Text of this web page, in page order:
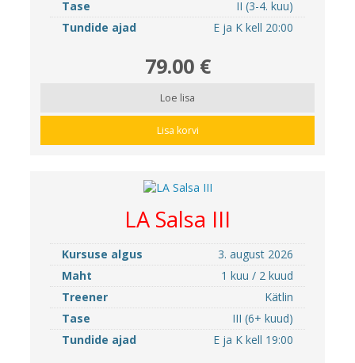
Tase
II (3-4. kuu)
Tundide ajad
E ja K kell 20:00
79.00 €
Loe lisa
Lisa korvi
LA Salsa III
Kursuse algus
3. august 2026
Maht
1 kuu / 2 kuud
Treener
Kätlin
Tase
III (6+ kuud)
Tundide ajad
E ja K kell 19:00